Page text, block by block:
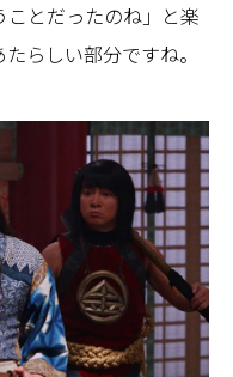
とだったのね」と楽
らしい部分ですね。